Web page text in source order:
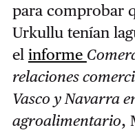
para comprobar
Urkullu tenían
el informe
relaciones
Vasco y Navarra
agroalimentario,